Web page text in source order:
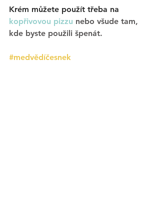
Krém můžete použít třeba na
kopřivovou pizzu nebo všude tam,
kde byste použili špenát.
#medvědíčesnek